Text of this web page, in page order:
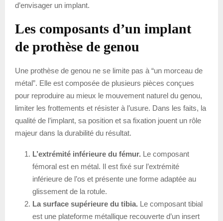
d’envisager un implant.
Les composants d’un implant
de prothèse de genou
Une prothèse de genou ne se limite pas à “un morceau de
métal”. Elle est composée de plusieurs pièces conçues
pour reproduire au mieux le mouvement naturel du genou,
limiter les frottements et résister à l’usure. Dans les faits, la
qualité de l’implant, sa position et sa fixation jouent un rôle
majeur dans la durabilité du résultat.
L’extrémité inférieure du fémur. Le composant
fémoral est en métal. Il est fixé sur l’extrémité
inférieure de l’os et présente une forme adaptée au
glissement de la rotule.
La surface supérieure du tibia. Le composant tibial
est une plateforme métallique recouverte d’un insert